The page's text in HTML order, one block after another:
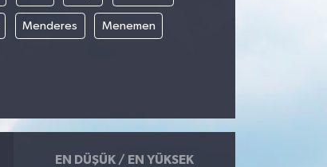
Menderes Menemen
EN DÜŞÜK / EN YÜKSEK